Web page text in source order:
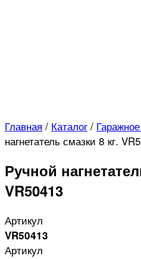
Главная / Каталог /
нагнетатель смазки 8 кг.
Ручной
VR50413
Артикул
VR50413
Артикул